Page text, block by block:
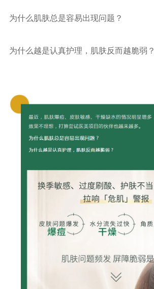
为什么肌肤总是容易出现问题？
为什么越是认真护理，肌肤反而越脆弱？